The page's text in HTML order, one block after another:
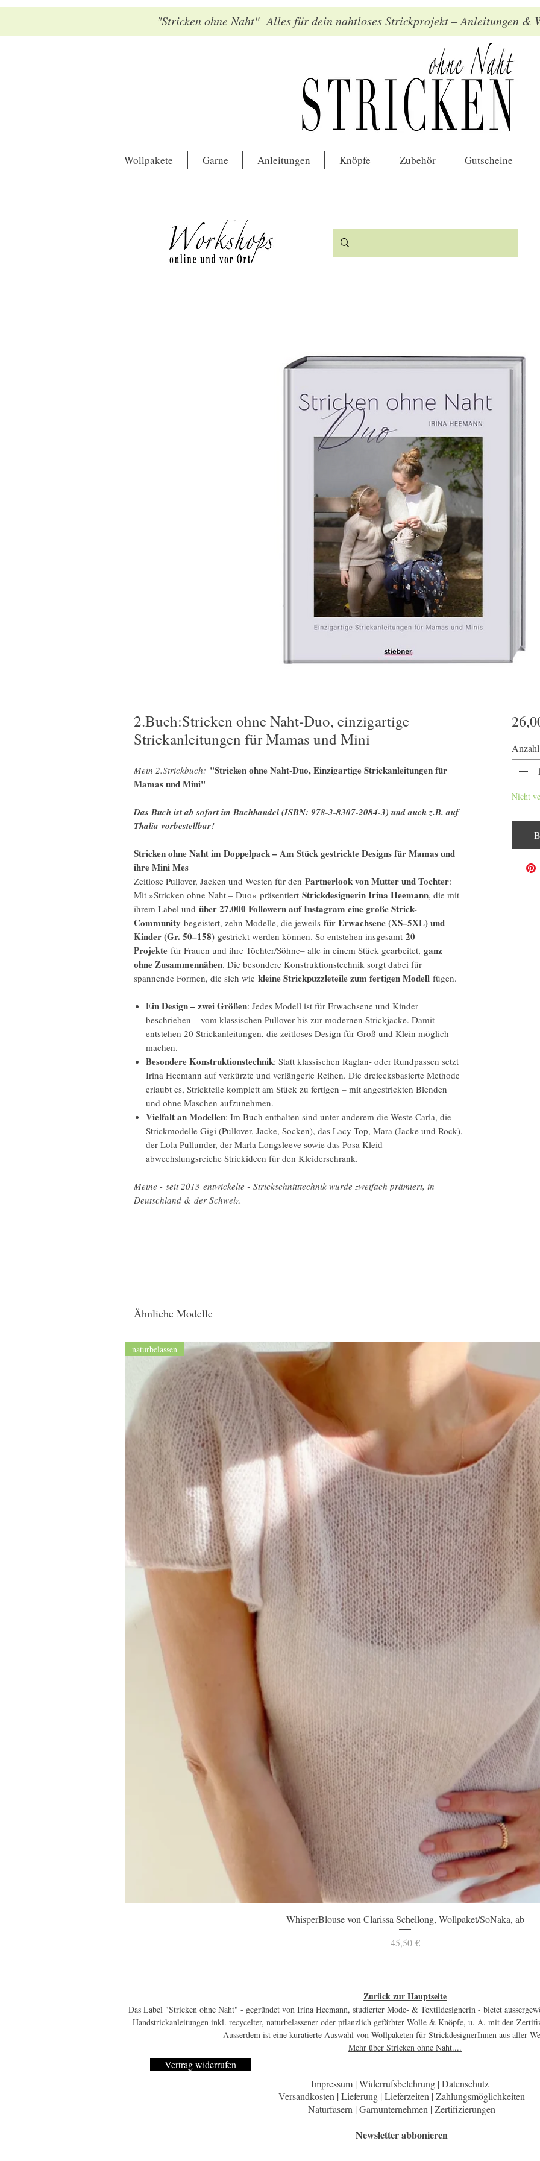
"Stricken ohne Naht" Alles für dein nahtloses Strickprojekt – Anleitungen &
Wollpakete Garne Anleitungen Knöpfe Zubehör Gutscheine
2.Buch:Stricken ohne Naht-Duo, einzigartige
Strickanleitungen für Mamas und Mini
Mein 2.Strickbuch: "Stricken ohne Naht-Duo, Einzigartige Strickanleitungen für
Mamas und Mini"
Das Buch ist ab sofort im Buchhandel (ISBN: 978-3-8307-2084-3) und auch z.B. auf
Thalia vorbestellbar!
Stricken ohne Naht im Doppelpack – Am Stück gestrickte Designs für Mamas und
ihre Mini Mes
Zeitlose Pullover, Jacken und Westen für den Partnerlook von Mutter und Tochter:
Mit »Stricken ohne Naht – Duo« präsentiert Strickdesignerin Irina Heemann, die mit
ihrem Label und über 27.000 Followern auf Instagram eine große Strick-
Community begeistert, zehn Modelle, die jeweils für Erwachsene (XS–5XL) und
Kinder (Gr. 50–158) gestrickt werden können. So entstehen insgesamt 20
Projekte für Frauen und ihre Töchter/Söhne– alle in einem Stück gearbeitet, ganz
ohne Zusammennähen. Die besondere Konstruktionstechnik sorgt dabei für
spannende Formen, die sich wie kleine Strickpuzzleteile zum fertigen Modell fügen.
Ein Design – zwei Größen: Jedes Modell ist für Erwachsene und Kinder
beschrieben – vom klassischen Pullover bis zur modernen Strickjacke. Damit
entstehen 20 Strickanleitungen, die zeitloses Design für Groß und Klein möglich
machen.
Besondere Konstruktionstechnik: Statt klassischen Raglan- oder Rundpassen setzt
Irina Heemann auf verkürzte und verlängerte Reihen. Die dreiecksbasierte Methode
erlaubt es, Strickteile komplett am Stück zu fertigen – mit angestrickten Blenden
und ohne Maschen aufzunehmen.
Vielfalt an Modellen: Im Buch enthalten sind unter anderem die Weste Carla, die
Strickmodelle Gigi (Pullover, Jacke, Socken), das Lacy Top, Mara (Jacke und Rock),
der Lola Pullunder, der Marla Longsleeve sowie das Posa Kleid –
abwechslungsreiche Strickideen für den Kleiderschrank.
Meine - seit 2013 entwickelte - Strickschnitttechnik wurde zweifach prämiert, in
Deutschland & der Schweiz.
Anzahl
Nicht
Ähnliche Modelle
Schnellansicht
naturbelassen
WhisperBlouse von Clarissa Schellong, Wollpaket/SoNaka, ab
Preis
45,50 €
Zurück zur Hauptseite
Das Label "Stricken ohne Naht" - gegründet von Irina Heemann, studierter Mode- & Textildesignerin - bietet
Handstrickanleitungen inkl. recycelter, naturbelassener oder pflanzlich gefärbter Wolle & Knöpfe, u. A. mit den
Ausserdem ist eine kuratierte Auswahl von Wollpaketen für StrickdesignerInnen aus aller
Mehr über Stricken ohne Naht....
Vertrag widerrufen
Impressum | Widerrufsbelehrung | Datenschutz
Versandkosten | Lieferung | Lieferzeiten | Zahlungsmöglichkeiten
Naturfasern | Garnunternehmen | Zertifizierungen
Newsletter abbonieren